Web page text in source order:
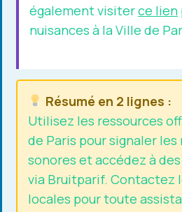
également visiterce lien
nuisances à la Ville de
Résumé en 2 lignes :
Utilisez les ressources
de Paris pour signaler les
sonores et accédez à
via Bruitparif. Contactez
locales pour toute